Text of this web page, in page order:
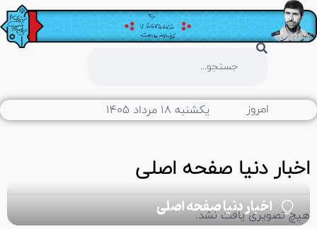
امروز یکشنبه ۱۸ مرداد ۱۴۰۵
اخبار دنیا صفحه اصلی
هیچ تصویری یافت نشد.
اخبار دنیا صفحه اصلی